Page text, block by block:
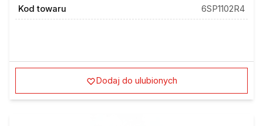
Kod towaru
6SP1102R4
Dodaj do ulubionych